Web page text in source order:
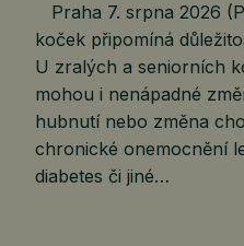
Praha 7. srpna 2026
koček připomíná
U zralých a seniorních
mohou i nenápadné
hubnutí nebo změna
chronické onemocnění
diabetes či jiné…